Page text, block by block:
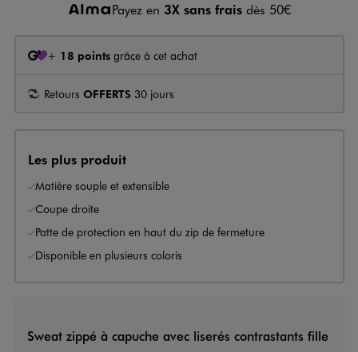
Payez en 3X sans frais dès 50€
+ 18 points grâce à cet achat
Retours OFFERTS 30 jours
Les plus produit
Matière souple et extensible
Coupe droite
Patte de protection en haut du zip de fermeture
Disponible en plusieurs coloris
Sweat zippé à capuche avec liserés contrastants fille